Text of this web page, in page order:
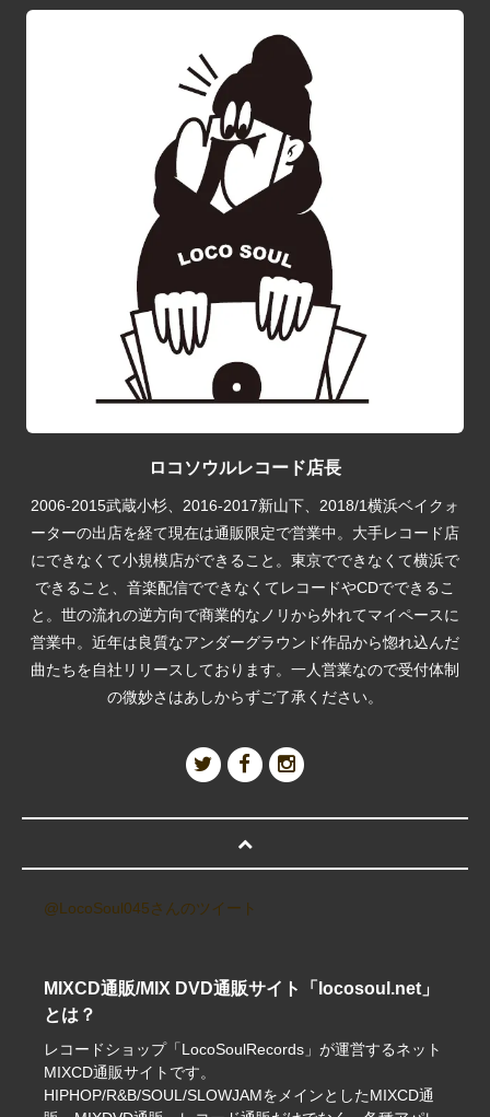
ロコソウルレコード店長
2006-2015武蔵小杉、2016-2017新山下、2018/1横浜ベイクォ
ーターの出店を経て現在は通販限定で営業中。大手レコード店
にできなくて小規模店ができること。東京でできなくて横浜で
できること、音楽配信でできなくてレコードやCDでできるこ
と。世の流れの逆方向で商業的なノリから外れてマイペースに
営業中。近年は良質なアンダーグラウンド作品から惚れ込んだ
曲たちを自社リリースしております。一人営業なので受付体制
の微妙さはあしからずご了承ください。
@LocoSoul045さんのツイート
MIXCD通販/MIX DVD通販サイト「locosoul.net」
とは？
レコードショップ「LocoSoulRecords」が運営するネット
MIXCD通販サイトです。
HIPHOP/R&B/SOUL/SLOWJAMをメインとしたMIXCD通